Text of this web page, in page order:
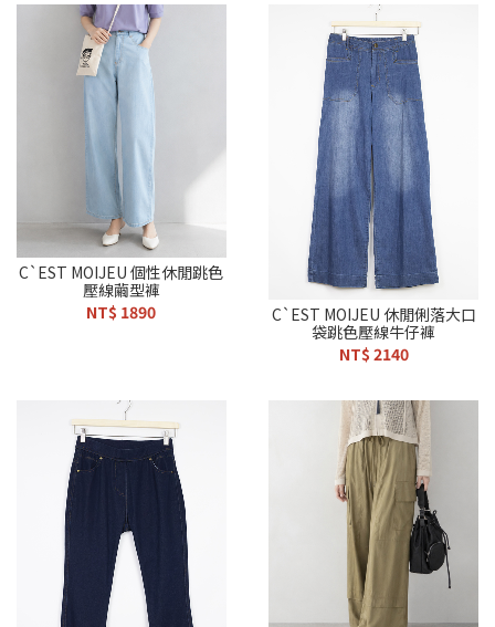
C`EST MOIJEU 個性休閒跳色
壓線繭型褲
NT$ 1890
C`EST MOIJEU 休閒俐落大口
袋跳色壓線牛仔褲
NT$ 2140